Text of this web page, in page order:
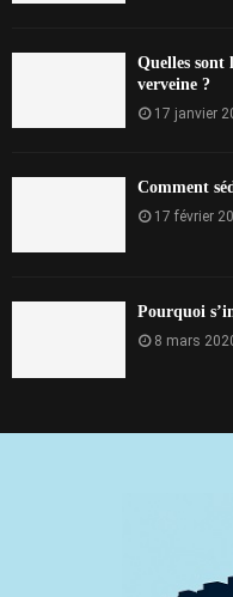
Quelles sont
verveine ?
17 janvier
Comment
17 février
Pourquoi
8 mars